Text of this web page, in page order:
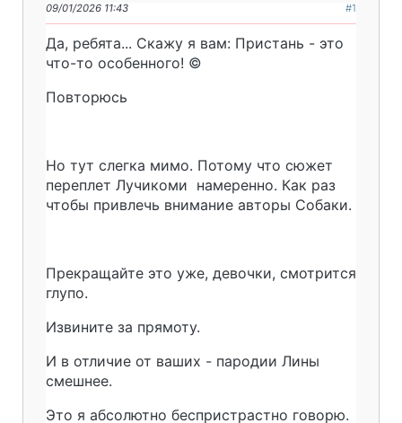
09/01/2026 11:43 #1
Да, ребята... Скажу я вам: Пристань - это
что-то особенного! ©
Повторюсь
Но тут слегка мимо. Потому что сюжет
переплет Лучикоми намеренно. Как раз
чтобы привлечь внимание авторы Собаки.
Прекращайте это уже, девочки, смотрится
глупо.
Извините за прямоту.
И в отличие от ваших - пародии Лины
смешнее.
Это я абсолютно беспристрастно говорю.